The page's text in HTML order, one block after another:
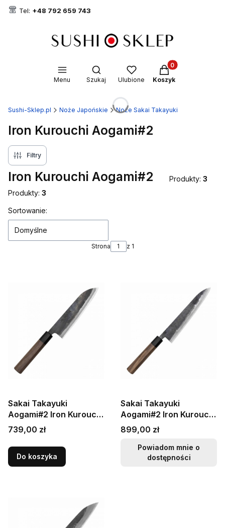
Tel: +48 792 659 743
Menu
Otwórz wyszukiwarkę
Szukaj Ulubione
Produkty w
Koszyk
Sushi-Sklep.pl Noże Japońskie Noże Sakai Takayuki
Iron Kurouchi Aogami#2
Filtry
Iron Kurouchi Aogami#2 Produkty: 3
Produkty: 3
Lista produktów
Sortowanie:
Domyślne
Strona z 1
Sakai Takayuki
Aogami#2 Iron Kurouchi
Japoński Nóż Kuchenny
Santoku Do Warzyw 17
cm
Cena
739,00 zł
Do koszyka
Sakai Takayuki
Aogami#2 Iron Kurouchi
Japoński Nóż Szefa
Kuchni 21 cm
Cena
899,00 zł
Powiadom mnie o
dostępności